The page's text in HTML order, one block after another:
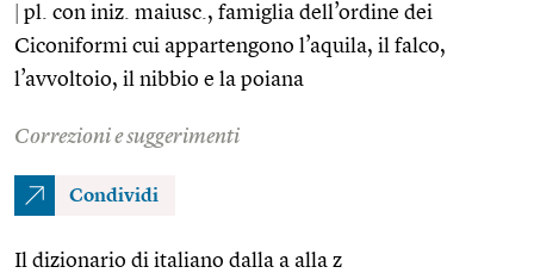
pl. con iniz. maiusc., famiglia dell’ordine dei
Ciconiformi cui appartengono l’aquila, il falco,
l’avvoltoio, il nibbio e la poiana
Correzioni e suggerimenti
Condividi
Il dizionario di italiano dalla a alla z